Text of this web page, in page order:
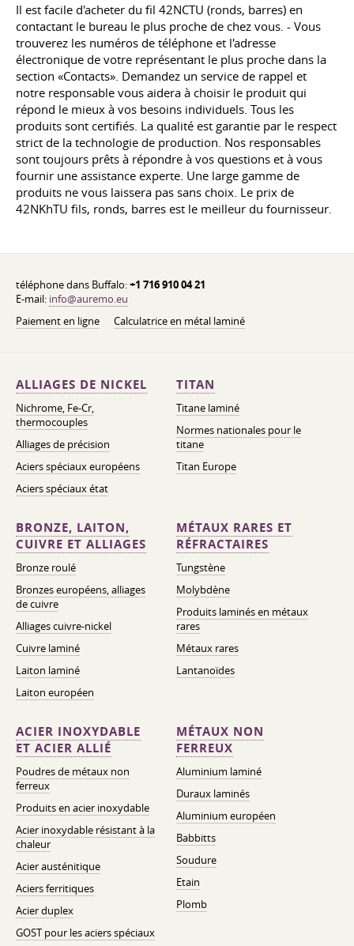
Il est facile d'acheter du fil 42NCTU (ronds, barres) en
contactant le bureau le plus proche de chez vous. - Vous
trouverez les numéros de téléphone et l'adresse
électronique de votre représentant le plus proche dans la
section «Contacts». Demandez un service de rappel et
notre responsable vous aidera à choisir le produit qui
répond le mieux à vos besoins individuels. Tous les
produits sont certifiés. La qualité est garantie par le respect
strict de la technologie de production. Nos responsables
sont toujours prêts à répondre à vos questions et à vous
fournir une assistance experte. Une large gamme de
produits ne vous laissera pas sans choix. Le prix de
42NKhTU fils, ronds, barres est le meilleur du fournisseur.
téléphone dans Buffalo:+1 716 910 04 21
E-mail: info@auremo.eu
Paiement en ligne
Calculatrice en métal laminé
ALLIAGES DE NICKEL
Nichrome, Fe-Cr,
thermocouples
Alliages de précision
Aciers spéciaux européens
Aciers spéciaux état
TITAN
Titane laminé
Normes nationales pour le
titane
Titan Europe
BRONZE, LAITON,
CUIVRE ET ALLIAGES
Bronze roulé
Bronzes européens, alliages
de cuivre
Alliages cuivre-nickel
Cuivre laminé
Laiton laminé
Laiton européen
MÉTAUX RARES ET
RÉFRACTAIRES
Tungstène
Molybdène
Produits laminés en métaux
rares
Métaux rares
Lantanoïdes
ACIER INOXYDABLE
ET ACIER ALLIÉ
Poudres de métaux non
ferreux
Produits en acier inoxydable
Acier inoxydable résistant à la
chaleur
Acier austénitique
Aciers ferritiques
Acier duplex
GOST pour les aciers spéciaux
MÉTAUX NON
FERREUX
Aluminium laminé
Duraux laminés
Aluminium européen
Babbitts
Soudure
Etain
Plomb